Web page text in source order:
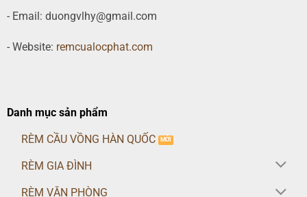
- Email: duongvlhy@gmail.com
- Website: remcualocphat.com
Danh mục sản phẩm
RÈM CẦU VỒNG HÀN QUỐC
RÈM GIA ĐÌNH
RÈM VĂN PHÒNG